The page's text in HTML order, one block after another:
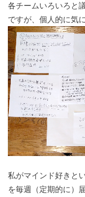
各チームいろいろと
ですが、個人的に気
私がマインド好きと
を毎週（定期的に）